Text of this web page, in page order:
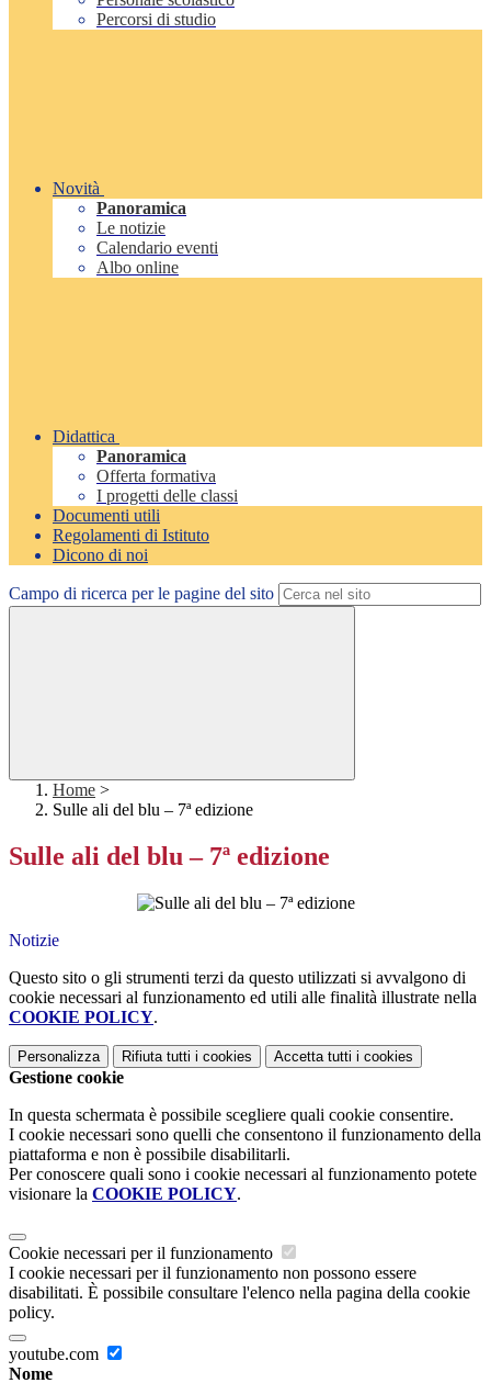
Percorsi di studio
Novità
Panoramica
Le notizie
Calendario eventi
Albo online
Didattica
Panoramica
Offerta formativa
I progetti delle classi
Documenti utili
Regolamenti di Istituto
Dicono di noi
Campo di ricerca per le pagine del sito
Home >
Sulle ali del blu – 7ª edizione
Sulle ali del blu – 7ª edizione
Notizie
Questo sito o gli strumenti terzi da questo utilizzati si avvalgono di
cookie necessari al funzionamento ed utili alle finalità illustrate nella
COOKIE POLICY.
Personalizza Rifiuta tutti i cookies Accetta tutti i cookies
Gestione cookie
In questa schermata è possibile scegliere quali cookie consentire.
I cookie necessari sono quelli che consentono il funzionamento della
piattaforma e non è possibile disabilitarli.
Per conoscere quali sono i cookie necessari al funzionamento potete
visionare la COOKIE POLICY.
Cookie necessari per il funzionamento
I cookie necessari per il funzionamento non possono essere
disabilitati. È possibile consultare l'elenco nella pagina della cookie
policy.
youtube.com
Nome